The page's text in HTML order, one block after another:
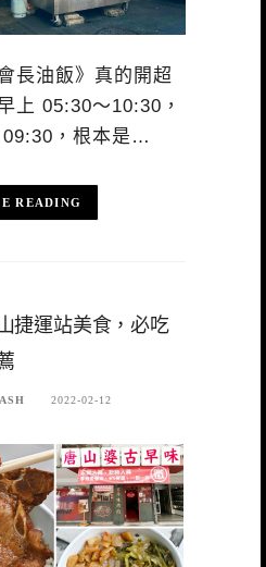
長油飯》真的開超
上 05:30～10:30，
，根本是…
READING
捷運站美食，必吃
2022-02-12